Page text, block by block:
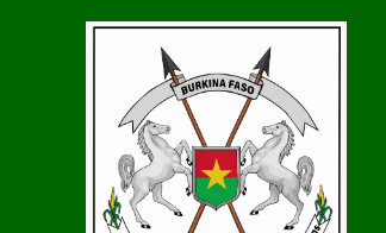
opens
window
opens
new
window
opens
in
new
window
opens
new
window
page
opens
in
new
window